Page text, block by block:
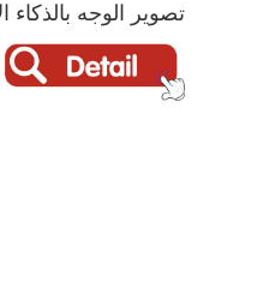
تصوير الوجه بالذكاء